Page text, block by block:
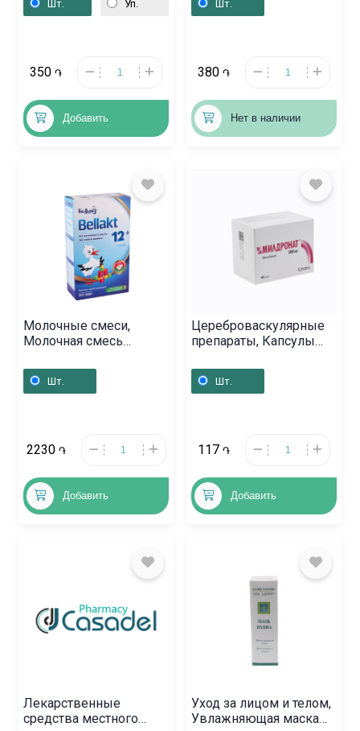
Шт. Уп.
350 ֏
Добавить
Шт.
380 ֏
Нет в наличии
Молочные смеси,
Молочная смесь
Բելառուս
Шт.
2230 ֏
Добавить
Цереброваскулярные
препараты, Капсулы
Լատվիա
Шт.
117 ֏
Добавить
Лекарственные
средства местного
Уход за лицом и телом,
Увлажняющая маска